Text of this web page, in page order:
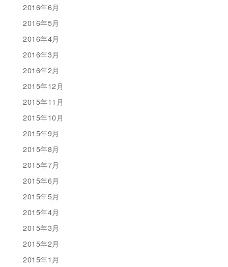
2016年6月
2016年5月
2016年4月
2016年3月
2016年2月
2015年12月
2015年11月
2015年10月
2015年9月
2015年8月
2015年7月
2015年6月
2015年5月
2015年4月
2015年3月
2015年2月
2015年1月